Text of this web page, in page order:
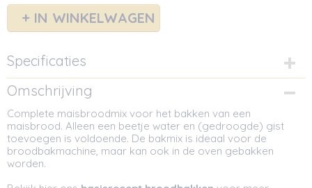
IN WINKELWAGEN
Specificaties
Netto gewicht
0,50 Kg
Afmetingen (l,b,h)
11,50 x 5,50 x 11 cm
Omschrijving
Complete maisbroodmix voor het bakken van een
maisbrood. Alleen een beetje water en (gedroogde) gist
toevoegen is voldoende. De bakmix is ideaal voor de
broodbakmachine, maar kan ook in de oven gebakken
worden.